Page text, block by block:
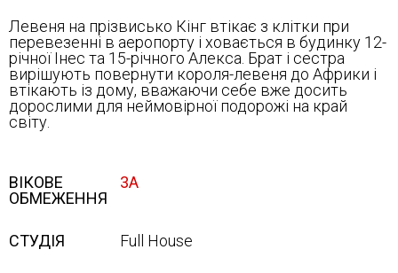
Левеня на прізвисько Кінг втікає з клітки при
перевезенні в аеропорту і ховається в будинку 12-
річної Інес та 15-річного Алекса. Брат і сестра
вирішують повернути короля-левеня до Африки і
втікають із дому, вважаючи себе вже досить
дорослими для неймовірної подорожі на край
світу.
ВІКОВЕ
ОБМЕЖЕННЯ
3А
СТУДІЯ Full House